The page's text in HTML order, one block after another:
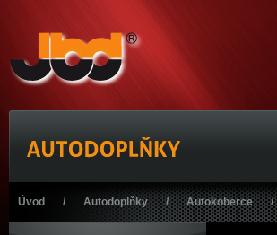
Úvod / Autodoplňky / Autokoberce /